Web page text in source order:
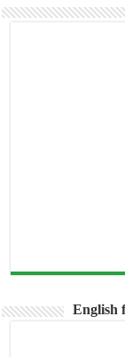
English